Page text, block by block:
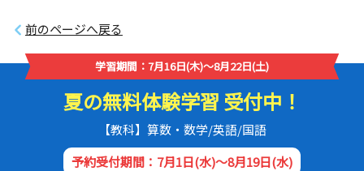
前のページへ戻る
学習期間：7月16日(木)～8月22日(土)
夏の無料体験学習 受付中！
【教科】算数・数学/英語/国語
予約受付期間：7月1日(水)～8月19日(水)